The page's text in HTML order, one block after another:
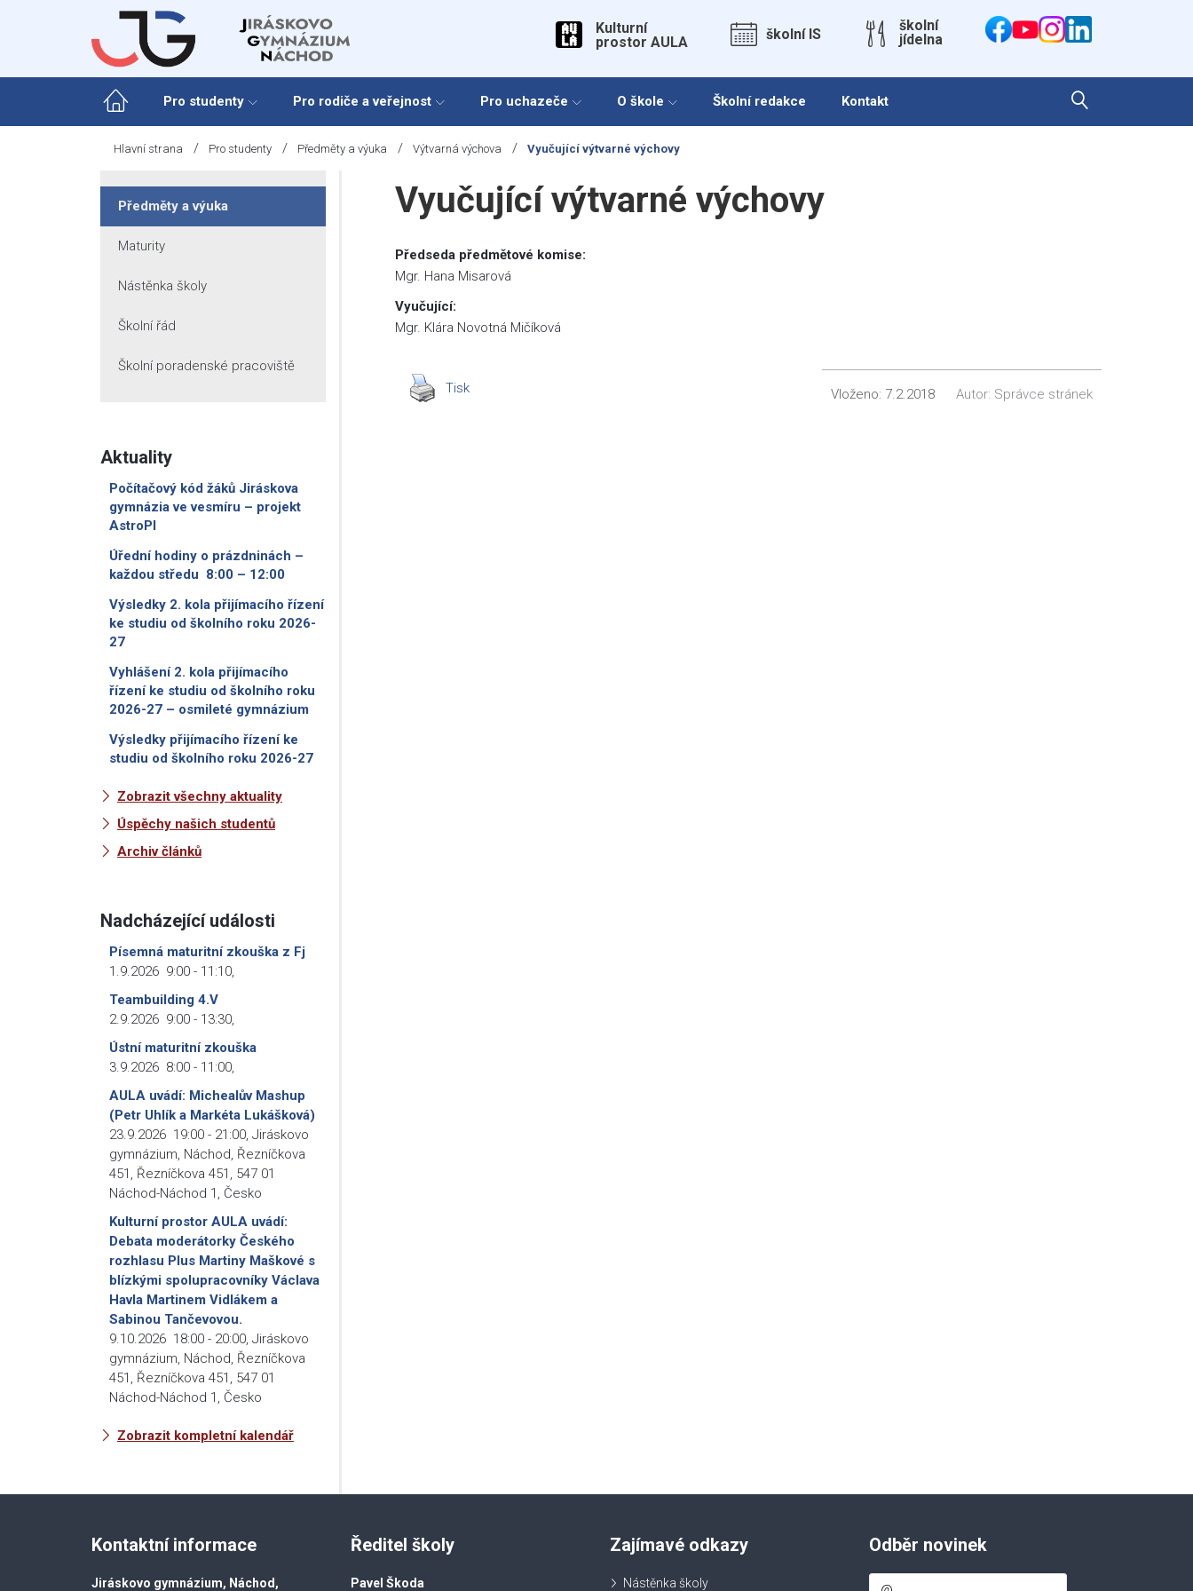
Kulturní
prostor AULA
školní IS
školní
jídelna
Pro studenty Pro rodiče a veřejnost Pro uchazeče O škole Školní redakce Kontakt
Hlavní strana / Pro studenty / Předměty a výuka / Výtvarná výchova / Vyučující výtvarné výchovy
Vyučující výtvarné výchovy
Předseda předmětové komise:
Mgr. Hana Misarová
Vyučující:
Mgr. Klára Novotná Mičíková
Tisk Vloženo: 7.2.2018 Autor: Správce stránek
Předměty a výuka
Maturity
Nástěnka školy
Školní řád
Školní poradenské pracoviště
Aktuality
Počítačový kód žáků Jiráskova
gymnázia ve vesmíru – projekt
AstroPI
Úřední hodiny o prázdninách –
každou středu 8:00 – 12:00
Výsledky 2. kola přijímacího řízení
ke studiu od školního roku 2026-
27
Vyhlášení 2. kola přijímacího
řízení ke studiu od školního roku
2026-27 – osmileté gymnázium
Výsledky přijímacího řízení ke
studiu od školního roku 2026-27
Zobrazit všechny aktuality
Úspěchy našich studentů
Archiv článků
Nadcházející události
Písemná maturitní zkouška z Fj
1.9.2026 9:00 - 11:10
Teambuilding 4.V
2.9.2026 9:00 - 13:30
Ústní maturitní zkouška
3.9.2026 8:00 - 11:00
AULA uvádí: Michealův Mashup
(Petr Uhlík a Markéta Lukášková)
23.9.2026 19:00 - 21:00 Jiráskovo
gymnázium, Náchod, Řezníčkova
451, Řezníčkova 451, 547 01
Náchod-Náchod 1, Česko
Kulturní prostor AULA uvádí:
Debata moderátorky Českého
rozhlasu Plus Martiny Maškové s
blízkými spolupracovníky Václava
Havla Martinem Vidlákem a
Sabinou Tančevovou.
9.10.2026 18:00 - 20:00 Jiráskovo
gymnázium, Náchod, Řezníčkova
451, Řezníčkova 451, 547 01
Náchod-Náchod 1, Česko
Zobrazit kompletní kalendář
Kontaktní informace
Jiráskovo gymnázium, Náchod,
Ředitel školy
Pavel Škoda
Zajímavé odkazy
Nástěnka školy
Odběr novinek